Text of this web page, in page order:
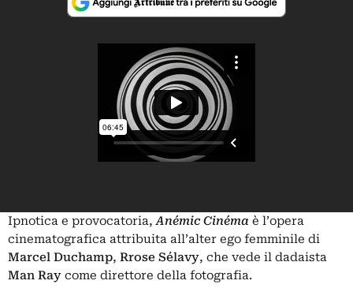
Ipnotica e provocatoria,Anémic Cinéma è l’opera
cinematografica attribuita all’alter ego femminile di
Marcel Duchamp, Rrose Sélavy, che vede il dadaista
Man Ray come direttore della fotografia.